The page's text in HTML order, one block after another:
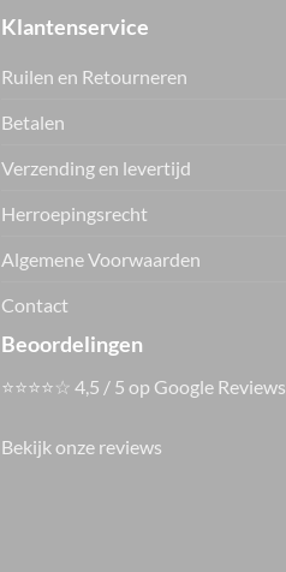
Klantenservice
Ruilen en Retourneren
Betalen
Verzending en levertijd
Herroepingsrecht
Algemene Voorwaarden
Contact
Beoordelingen
⭐⭐⭐⭐☆ 4,5 / 5 op Google Reviews
Bekijk onze reviews